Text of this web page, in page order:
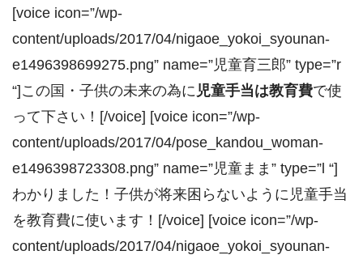
[voice icon=”/wp-
content/uploads/2017/04/nigaoe_yokoi_syounan-
e1496398699275.png” name=”児童育三郎” type=”r
“]この国・子供の未来の為に 児童手当は教育費で使
って下さい！[/voice] [voice icon=”/wp-
content/uploads/2017/04/pose_kandou_woman-
e1496398723308.png” name=”児童まま” type=”l “]
わかりました！子供が将来困らないように児童手当
を教育費に使います！[/voice] [voice icon=”/wp-
content/uploads/2017/04/nigaoe_yokoi_syounan-